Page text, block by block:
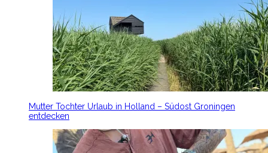
Mutter Tochter Urlaub in Holland – Südost Groningen
entdecken